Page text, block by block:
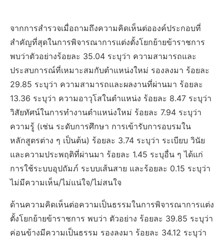
จากการสำรวจเมื่อถามถึงความคิดเห็นต่อองค์ประกอบที่
สำคัญที่สุดในการพิจารณาการแต่งตั้งโยกย้ายข้าราชการ
พบว่าตัวอย่างร้อยละ 35.04 ระบุว่า ความสามารถและ
ประสบการณ์ที่เหมาะสมกับตำแหน่งใหม่ รองลงมา ร้อยละ
29.85 ระบุว่า ความสามารถและผลงานที่ผ่านมา ร้อยละ
13.36 ระบุว่า ความอาวุโสในตำแหน่ง ร้อยละ 8.47 ระบุว่า
วิสัยทัศน์ในการทำงานตำแหน่งใหม่ ร้อยละ 7.94 ระบุว่า
ความรู้ (เช่น ระดับการศึกษา การเข้ารับการอบรมใน
หลักสูตรต่าง ๆ เป็นต้น) ร้อยละ 3.74 ระบุว่า ระเบียบ วินัย
และความประพฤติที่ผ่านมา ร้อยละ 1.45 ระบุอื่น ๆ ได้แก่
การใช้ระบบอุปถัมภ์ ระบบเส้นสาย และร้อยละ 0.15 ระบุว่า
ไม่มีความเห็น/ไม่แน่ใจ/ไม่สนใจ
ด้านความคิดเห็นต่อความเป็นธรรมในการพิจารณาการแต่ง
ตั้งโยกย้ายข้าราชการ พบว่า ตัวอย่าง ร้อยละ 39.85 ระบุว่า
ค่อนข้างมีความเป็นธรรม รองลงมา ร้อยละ 34.12 ระบุว่า